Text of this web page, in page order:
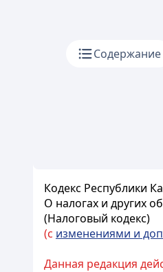
Содержание
Кодекс Республики
О налогах и других
(Налоговый кодекс)
(с изменениями и
Данная редакция